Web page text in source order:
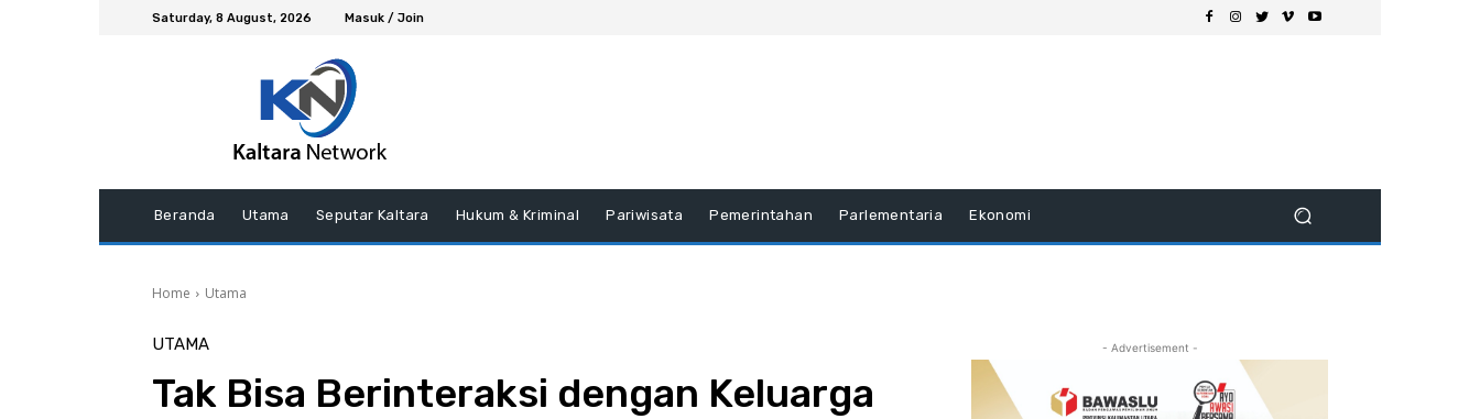
Saturday, 8 August, 2026 Masuk / Join
Beranda Utama Seputar Kaltara Hukum & Kriminal Pariwisata Pemerintahan Parlementaria Ekonomi
Home Utama
UTAMA
Tak Bisa Berinteraksi dengan Keluarga
- Advertisement -